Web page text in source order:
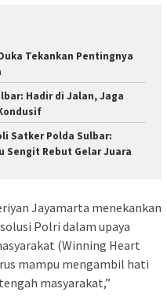
Tekankan Pentingnya
Hadir di Jalan, Jaga
Satker Polda Sulbar:
Sengit Rebut Gelar Juara
Jayamarta menekankan
Polri dalam upaya
(Winning Heart
mampu mengambil hati
masyarakat,”